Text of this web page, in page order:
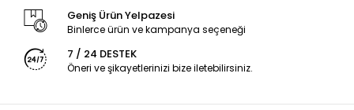
Geniş Ürün Yelpazesi
Binlerce ürün ve kampanya seçeneği
7 / 24 DESTEK
Öneri ve şikayetlerinizi bize iletebilirsiniz.